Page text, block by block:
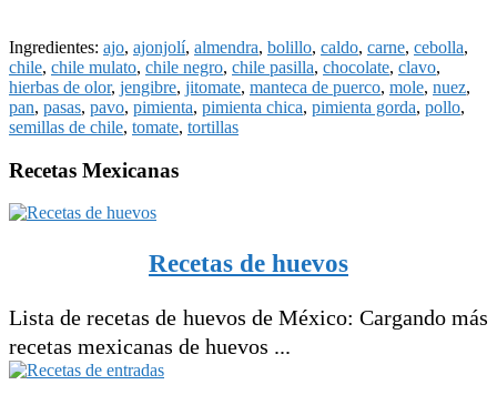
Ingredientes: ajo, ajonjolí, almendra, bolillo, caldo, carne, cebolla,
chile, chile mulato, chile negro, chile pasilla, chocolate, clavo,
hierbas de olor, jengibre, jitomate, manteca de puerco, mole, nuez,
pan, pasas, pavo, pimienta, pimienta chica, pimienta gorda, pollo,
semillas de chile, tomate, tortillas
Recetas Mexicanas
Recetas de huevos
Lista de recetas de huevos de México: Cargando más
recetas mexicanas de huevos ...